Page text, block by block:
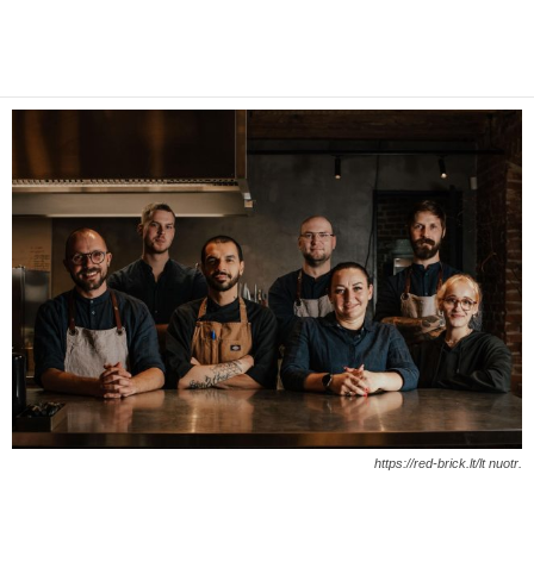
https://red-brick.lt/lt nuotr.